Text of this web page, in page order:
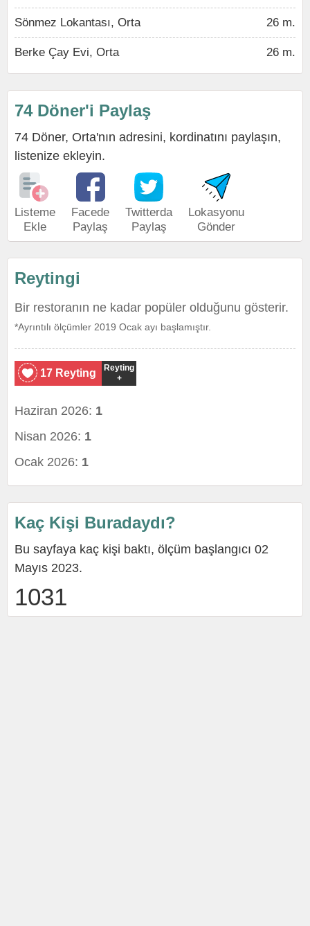
Sönmez Lokantası, Orta 26 m.
Berke Çay Evi, Orta 26 m.
74 Döner'i Paylaş
74 Döner, Orta'nın adresini, kordinatını paylaşın,
listenize ekleyin.
Listeme
Ekle
Facede
Paylaş
Twitterda
Paylaş
Lokasyonu
Gönder
Reytingi
Bir restoranın ne kadar popüler olduğunu gösterir.
*Ayrıntılı ölçümler 2019 Ocak ayı başlamıştır.
17 Reyting
Reyting
+
Haziran 2026: 1
Nisan 2026: 1
Ocak 2026: 1
Kaç Kişi Buradaydı?
Bu sayfaya kaç kişi baktı, ölçüm başlangıcı 02
Mayıs 2023.
1031